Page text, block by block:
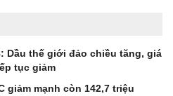
Dầu thế giới đảo chiều tăng, giá
tục giảm
giảm mạnh còn 142,7 triệu